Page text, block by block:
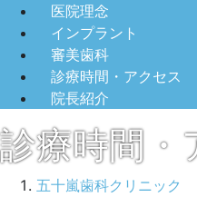
医院理念
インプラント
審美歯科
診療時間・アクセス
院長紹介
診療時間・
五十嵐歯科クリニック